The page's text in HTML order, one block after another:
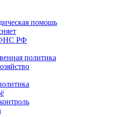
помощь
РФ
политика